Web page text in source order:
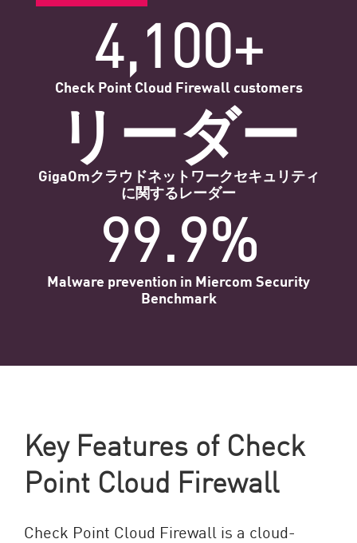
4,100+
Check Point Cloud Firewall customers
リーダー
GigaOmクラウドネットワークセキュリティ
に関するレーダー
99.9%
Malware prevention in Miercom Security
Benchmark
Key Features of Check
Point Cloud Firewall
Check Point Cloud Firewall is a cloud-